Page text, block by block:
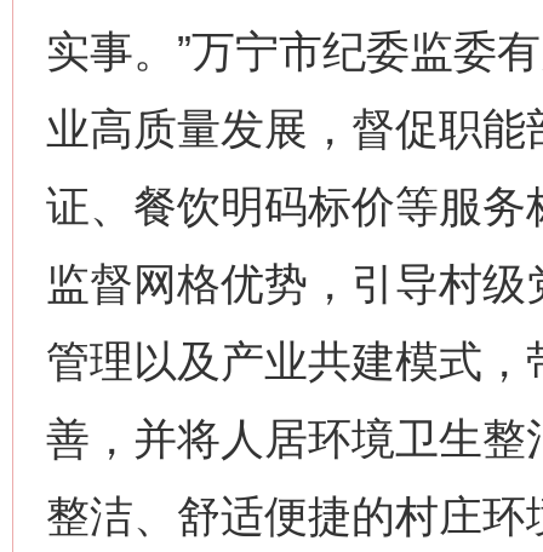
实事。”万宁市纪委监委
业高质量发展，督促职
证、餐饮明码标价等服务
监督网格优势，引导村
管理以及产业共建模式
善，并将人居环境卫生
整洁、舒适便捷的村庄环